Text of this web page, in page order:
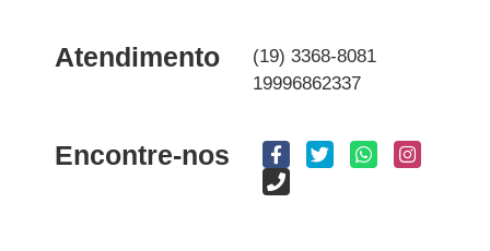
Atendimento
(19) 3368-8081
19996862337
Encontre-nos